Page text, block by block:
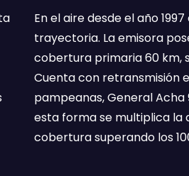
En el aire desde el año
trayectoria. La emisora
cobertura primaria 60 km,
Cuenta con retransmisión
pampeanas, General Acha
esta forma se multiplica la
cobertura superando los